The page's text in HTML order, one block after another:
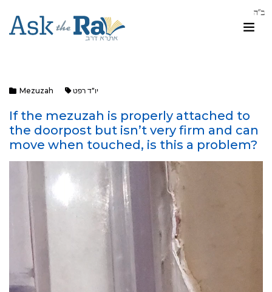
Mezuzah יו"ד רפט
If the mezuzah is properly attached to
the doorpost but isn’t very firm and can
move when touched, is this a problem?
Video